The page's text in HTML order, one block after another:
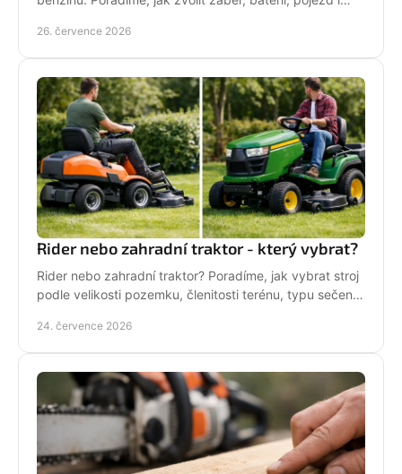
26. července 2026
Rider nebo zahradní traktor - který vybrat?
Rider nebo zahradní traktor? Poradíme, jak vybrat stroj
podle velikosti pozemku, členitosti terénu, typu sečení
24. července 2026